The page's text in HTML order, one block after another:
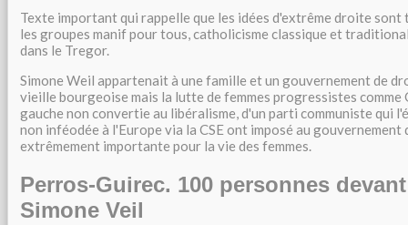
Texte important qui rappelle que les idées d'extrême droite
les groupes manif pour tous, catholicisme classique et
dans le Tregor.
Simone Weil appartenait à une famille et un gouvernement de
vieille bourgeoise mais la lutte de femmes progressistes comme
gauche non convertie au libéralisme, d'un parti communiste qui
non inféodée à l'Europe via la CSE ont imposé au
extrêmement importante pour la vie des femmes.
Perros-Guirec. 100 personnes
Simone Veil